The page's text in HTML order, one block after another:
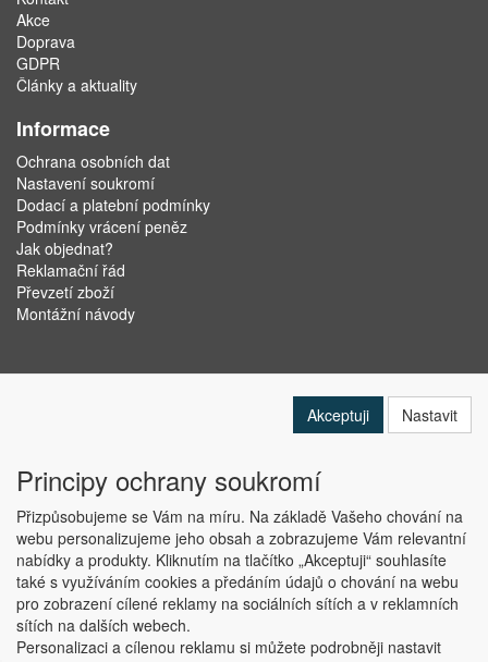
Akce
Doprava
GDPR
Články a aktuality
Informace
Ochrana osobních dat
Nastavení soukromí
Dodací a platební podmínky
Podmínky vrácení peněz
Jak objednat?
Reklamační řád
Převzetí zboží
Montážní návody
Copyright © ABRA Software a.s. 2019
Akceptuji Nastavit
Principy ochrany soukromí
Přizpůsobujeme se Vám na míru. Na základě Vašeho chování na
webu personalizujeme jeho obsah a zobrazujeme Vám relevantní
nabídky a produkty. Kliknutím na tlačítko „Akceptuji“ souhlasíte
také s využíváním cookies a předáním údajů o chování na webu
pro zobrazení cílené reklamy na sociálních sítích a v reklamních
sítích na dalších webech.
Personalizaci a cílenou reklamu si můžete podrobněji nastavit